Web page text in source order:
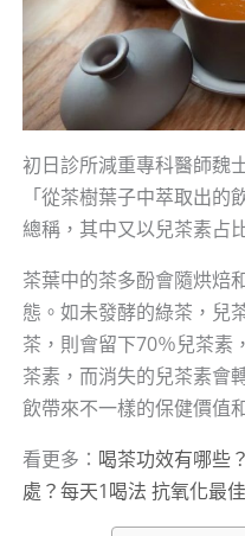
初日診所減重專科醫師魏
「從茶樹葉子中萃取出
總稱，其中又以兒茶素占
茶葉中的茶多酚會隨烘焙
態。如未發酵的綠茶，兒
茶，則會留下70％兒茶素
茶素，而消失的兒茶素會
飲帶來不一樣的保健價值
看更多： 喝茶功效有哪些
處？每天1喝法 抗氧化最佳